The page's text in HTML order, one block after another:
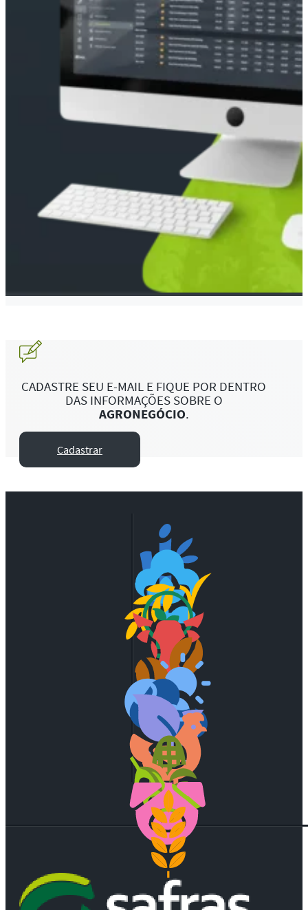
CADASTRE SEU E-MAIL E FIQUE POR DENTRO
DAS INFORMAÇÕES SOBRE O
AGRONEGÓCIO.
Cadastrar